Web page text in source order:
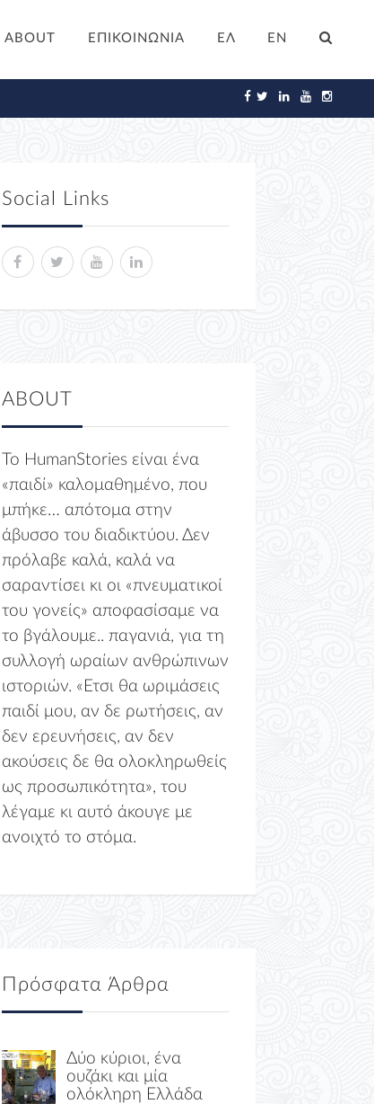
ABOUT ΕΠΙΚΟΙΝΩΝΙΑ ΕΛ EN
Social Links
ABOUT
Το HumanStories είναι ένα
«παιδί» καλομαθημένο, που
μπήκε… απότομα στην
άβυσσο του διαδικτύου. Δεν
πρόλαβε καλά, καλά να
σαραντίσει κι οι «πνευματικοί
του γονείς» αποφασίσαμε να
το βγάλουμε.. παγανιά, για τη
συλλογή ωραίων ανθρώπινων
ιστοριών. «Ετσι θα ωριμάσεις
παιδί μου, αν δε ρωτήσεις, αν
δεν ερευνήσεις, αν δεν
ακούσεις δε θα ολοκληρωθείς
ως προσωπικότητα», του
λέγαμε κι αυτό άκουγε με
ανοιχτό το στόμα.
Πρόσφατα Άρθρα
Δύο κύριοι, ένα
ουζάκι και μία
ολόκληρη Ελλάδα